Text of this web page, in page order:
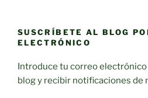
SUSCRÍBETE AL BLOG
ELECTRÓNICO
Introduce tu correo
blog y recibir notificaciones de